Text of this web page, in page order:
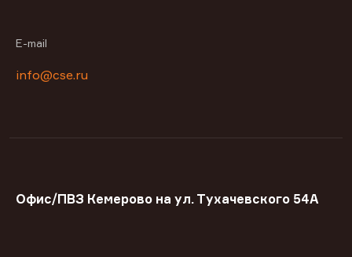
E-mail
info@cse.ru
Офис/ПВЗ Кемерово на ул. Тухачевского 54А